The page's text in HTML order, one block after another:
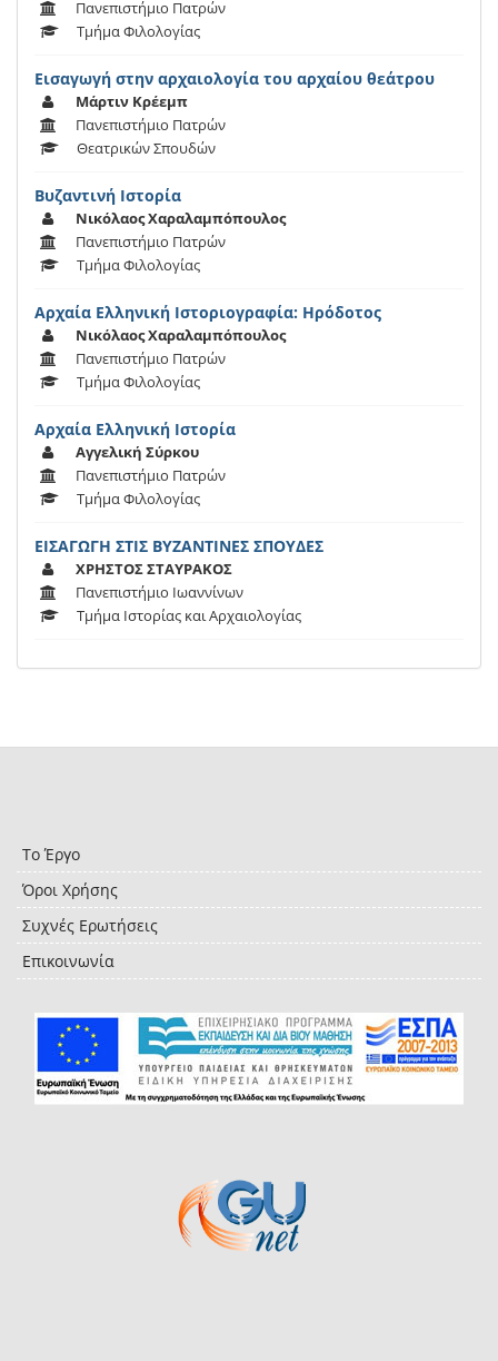
Πανεπιστήμιο Πατρών
Τμήμα Φιλολογίας
Εισαγωγή στην αρχαιολογία του αρχαίου θεάτρου
Μάρτιν Κρέεμπ
Πανεπιστήμιο Πατρών
Θεατρικών Σπουδών
Βυζαντινή Ιστορία
Νικόλαος Χαραλαμπόπουλος
Πανεπιστήμιο Πατρών
Τμήμα Φιλολογίας
Αρχαία Ελληνική Ιστοριογραφία: Ηρόδοτος
Νικόλαος Χαραλαμπόπουλος
Πανεπιστήμιο Πατρών
Τμήμα Φιλολογίας
Αρχαία Ελληνική Ιστορία
Αγγελική Σύρκου
Πανεπιστήμιο Πατρών
Τμήμα Φιλολογίας
ΕΙΣΑΓΩΓΗ ΣΤΙΣ ΒΥΖΑΝΤΙΝΕΣ ΣΠΟΥΔΕΣ
ΧΡΗΣΤΟΣ ΣΤΑΥΡΑΚΟΣ
Πανεπιστήμιο Ιωαννίνων
Τμήμα Ιστορίας και Αρχαιολογίας
Το Έργο
Όροι Χρήσης
Συχνές Ερωτήσεις
Επικοινωνία